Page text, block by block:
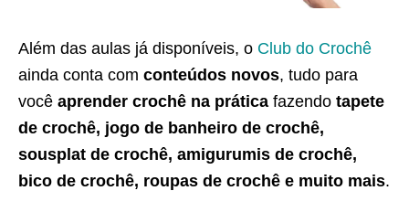
Além das aulas já disponíveis, o Club do Crochê
ainda conta com conteúdos novos, tudo para
você aprender crochê na prática fazendo tapete
de crochê, jogo de banheiro de crochê,
sousplat de crochê, amigurumis de crochê,
bico de crochê, roupas de crochê e muito mais.